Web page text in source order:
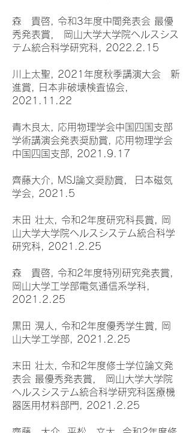
森 貴啓, 令和3年度中間発表会 最優
秀発表賞， 岡山大学大学院ヘルスシス
テム統合科学研究科, 2022.2.15
川上太聖, 2021年度秋季講演大会 新
進賞, 日本非破壊検査協会,
2021.11.22
青木良太, 応用物理学会中国四国支部
学術講演会発表奨励賞, 応用物理学会
中国四国支部, 2021.9.17
齊藤大介, MSJ論文奨励賞, 日本磁気
学会, 2021.5
末田 壮太, 令和2年度研究科長賞, 岡
山大学大学院ヘルスシステム統合科学
研究科, 2021.2.25
森 貴啓, 令和2年度特別研究発表賞,
岡山大学工学部電気通信系学科,
2021.2.25
黒田 滉人, 令和2年度優秀学生賞, 岡
山大学工学部, 2021.2.25
末田 壮太, 令和2年度修士学位論文発
表会 最優秀発表賞， 岡山大学大学院
ヘルスシステム統合科学研究科医療機
器医用材料部門, 2021.2.25